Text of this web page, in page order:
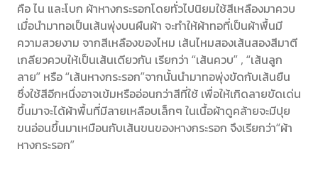
คือ ไน และโบก ผ้าหางกระรอกโดยทั่วไปนิยมใช้สีเหลืองมาควบ
เมื่อนำมาทอเป็นเส้นพุ่งบนผืนผ้า จะทำให้ผ้าทอที่เป็นผ้าพื้นมี
ความสวยงาม จากสีเหลืองของไหม เส้นไหมสองเส้นสองสีมาตี
เกลียวควบให้เป็นเส้นเดียวกัน เรียกว่า “เส้นควบ” , “เส้นลูก
ลาย” หรือ “เส้นหางกระรอก”จากนั้นนำมาทอพุ่งขัดกับเส้นยืน
ซึ่งใช้สีอีกหนึ่งอาจเข้มหรืออ่อนกว่าสีที่ใช้ เพื่อให้เกิดลายขัดเด่น
ขึ้นมาจะได้ผ้าพื้นที่มีลายเหลือบเล็กๆ ในเนื้อผ้าดูคล้ายจะมีปุย
ขนอ่อนขึ้นมาเหมือนกับเส้นขนของหางกระรอก จึงเรียกว่า“ผ้า
หางกระรอก”